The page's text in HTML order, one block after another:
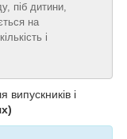
піб дитини,
на
і
випускників і